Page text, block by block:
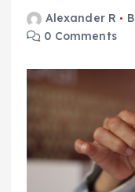
Alexander R
0 Comments